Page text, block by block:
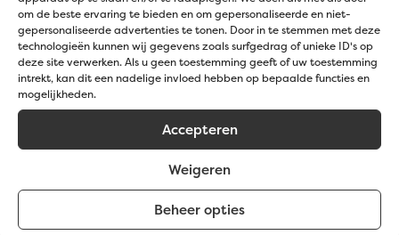
om de beste ervaring te bieden en om gepersonaliseerde en niet-
gepersonaliseerde advertenties te tonen. Door in te stemmen met deze
technologieën kunnen wij gegevens zoals surfgedrag of unieke ID's op
deze site verwerken. Als u geen toestemming geeft of uw toestemming
intrekt, kan dit een nadelige invloed hebben op bepaalde functies en
mogelijkheden.
Accepteren
Weigeren
Beheer opties
Formats disponibles
Couvercle de regard 600 x 600 x 60 mm
Couvercle de regard 500 x 500 x 60 mm (cette
Couvercle de regard 400 x 400 x 60 mm
Couvercle de regard 300 x 300 x 60 mm
Livraison ou enlèvement